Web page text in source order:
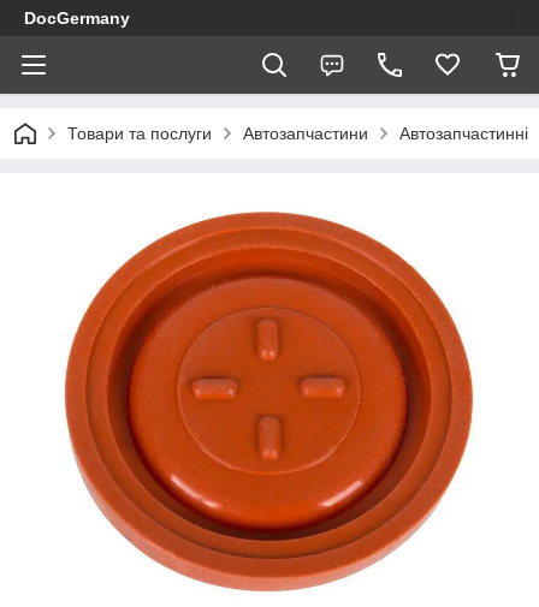
DocGermany
Товари та послуги Автозапчастини Автозапчастинні